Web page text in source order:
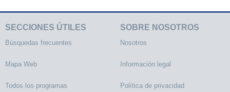
SECCIONES ÚTILES
Búsquedas frecuentes
Mapa Web
Todos los programas
SOBRE NOSOTROS
Nosotros
Información legal
Política de privacidad